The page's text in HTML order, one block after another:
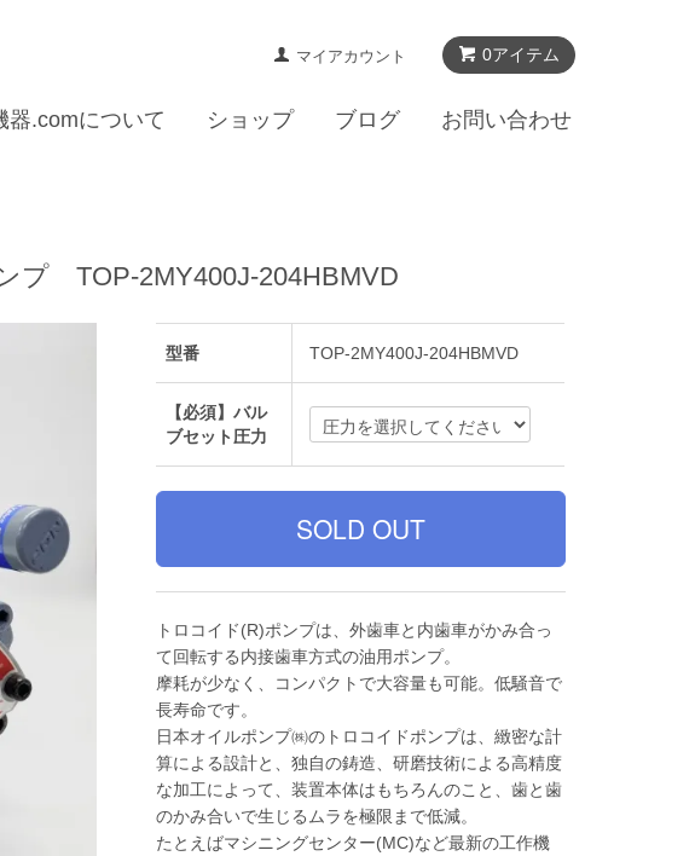
0アイテム
マイアカウント
器.comについて ショップ ブログ お問い合わせ
プ TOP-2MY400J-204HBMVD
型番 TOP-2MY400J-204HBMVD
【必須】バル
ブセット圧力
トロコイド(R)ポンプは、外歯車と内歯車がかみ合っ
て回転する内接歯車方式の油用ポンプ。
摩耗が少なく、コンパクトで大容量も可能。低騒音で
長寿命です。
日本オイルポンプ㈱のトロコイドポンプは、緻密な計
算による設計と、独自の鋳造、研磨技術による高精度
な加工によって、装置本体はもちろんのこと、歯と歯
のかみ合いで生じるムラを極限まで低減。
たとえばマシニングセンター(MC)など最新の工作機